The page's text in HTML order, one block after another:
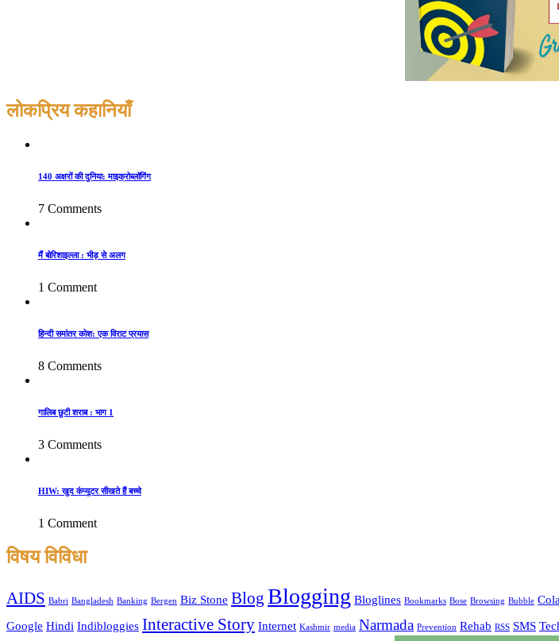
लोकप्रिय कहानियाँ
140 अक्षरों की दुनिया: माइक्रोब्लॉगिंग
7 Comments
मैं बोरिशाइल्ला : भीड़ से अलग
1 Comment
हिन्दी समांतर कोश: एक विराट प्रयास
8 Comments
गालिब छुटी शराब : भाग 1
3 Comments
HIW: खुद कंप्यूटर सीखते हैं बच्चे
1 Comment
विषय विविधा
AIDS Babri Bangladesh Banking Bergen Biz Stone Blog Blogging Bloglines Bookmarks Bose Browsing Bubble Cola
Google Hindi Indibloggies Interactive Story Internet Kashmir media Narmada Prevention Rehab RSS SMS